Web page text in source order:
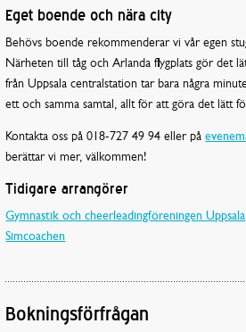
Eget boende och nära city
Behövs boende rekommenderar vi vår egen
Närheten till tåg och Arlanda flygplats gör det
från Uppsala centralstation tar bara några
ett och samma samtal, allt för att göra det lätt
Kontakta oss på 018-727 49 94 eller på
berättar vi mer, välkommen!
Tidigare arrangörer
Gymnastik och cheerleadingföreningen Uppsala
Simcoachen
Bokningsförfrågan